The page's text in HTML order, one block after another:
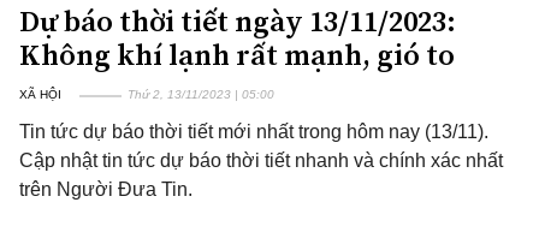
Dự báo thời tiết ngày 13/11/2023:
Không khí lạnh rất mạnh, gió to
XÃ HỘI Thứ 2, 13/11/2023 | 05:00
Tin tức dự báo thời tiết mới nhất trong hôm nay (13/11).
Cập nhật tin tức dự báo thời tiết nhanh và chính xác nhất
trên Người Đưa Tin.